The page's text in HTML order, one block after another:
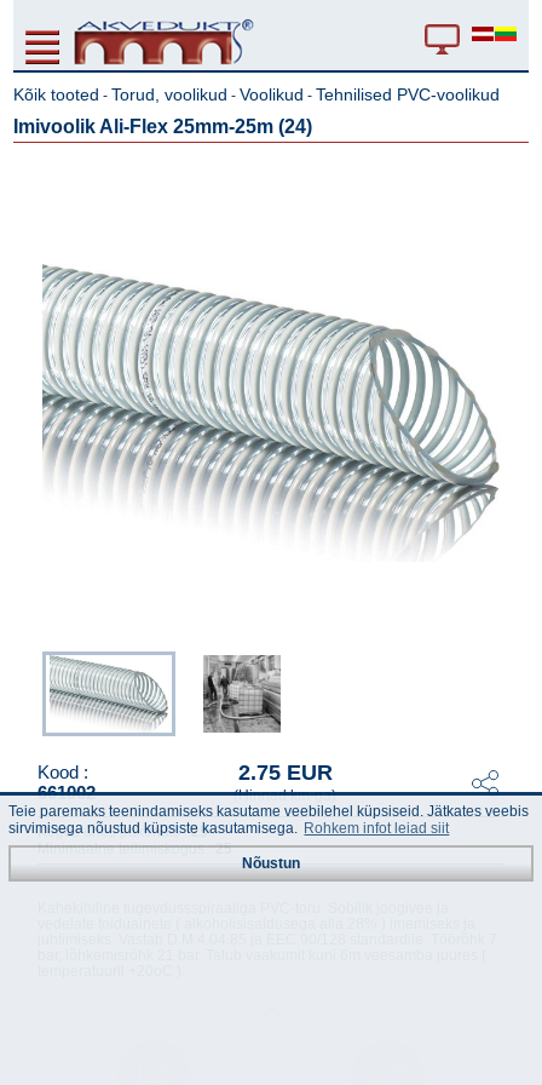
Kõik tooted - Torud, voolikud -Voolikud - Tehnilised PVC-voolikud
Imivoolik Ali-Flex 25mm-25m (24)
Kood :
661002
2.75 EUR
(Hinnad km-ga)
Kogus ühes pakendis :25
Minimaalne tellimiskogus :25
Teie paremaks teenindamiseks kasutame veebilehel küpsiseid. Jätkates veebis
sirvimisega nõustud küpsiste kasutamisega. Rohkem infot leiad siit
Nõustun